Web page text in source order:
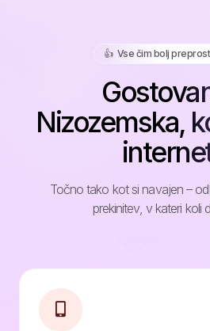
👍️ Vse čim bolj
Nizozemska,
Točno tako kot si navajen –
prekinitev, v kateri koli